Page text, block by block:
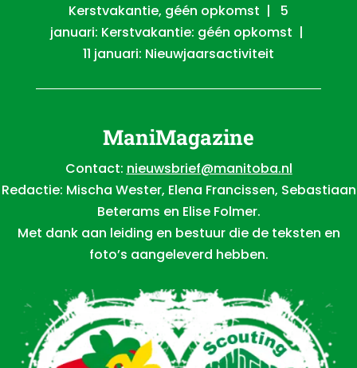
Kerstvakantie, géén opkomst | 5
januari: Kerstvakantie: géén opkomst |
11 januari: Nieuwjaarsactiviteit
ManiMagazine
Contact: nieuwsbrief@manitoba.nl
Redactie: Mischa Wester, Elena Francissen, Sebastiaan
Beterams en Elise Folmer.
Met dank aan leiding en bestuur die de teksten en
foto’s aangeleverd hebben.